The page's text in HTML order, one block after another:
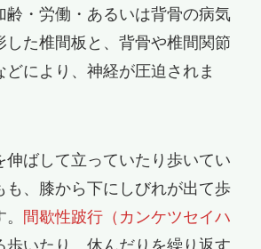
齢・労働・あるいは背骨の病気
した椎間板と、背骨や椎間関節
どにより、神経が圧迫されま
伸ばして立っていたり歩いてい
も、膝から下にしびれが出て歩
間歇性跛行（カンケツセイハ